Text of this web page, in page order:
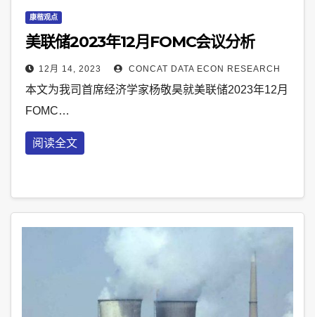
康楷观点
美联储2023年12月FOMC会议分析
12月 14, 2023 CONCAT DATA ECON RESEARCH
本文为我司首席经济学家杨敬昊就美联储2023年12月
FOMC…
阅读全文